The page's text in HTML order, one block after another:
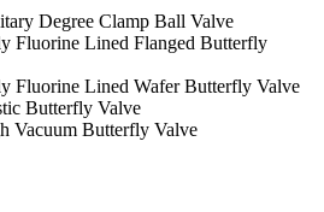
Degree Clamp Ball Valve
Fluorine Lined Flanged Butterfly
Fluorine Lined Wafer Butterfly Valve
Butterfly Valve
Vacuum Butterfly Valve